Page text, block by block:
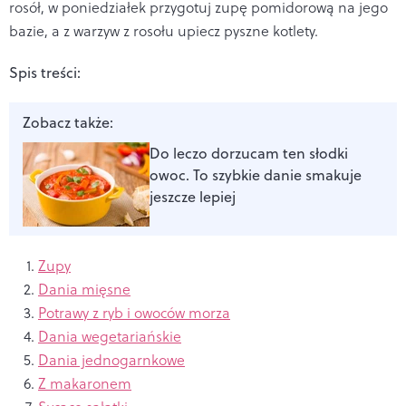
rosół, w poniedziałek przygotuj zupę pomidorową na jego
bazie, a z warzyw z rosołu upiecz pyszne kotlety.
Spis treści:
Zobacz także:
Do leczo dorzucam ten słodki
owoc. To szybkie danie smakuje
jeszcze lepiej
Zupy
Dania mięsne
Potrawy z ryb i owoców morza
Dania wegetariańskie
Dania jednogarnkowe
Z makaronem